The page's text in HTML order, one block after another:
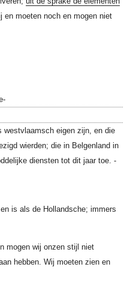
en moeten noch en mogen niet
westvlaamsch eigen zijn, en die
wierden; die in Belgenland in
diensten tot dit jaar toe. -
is als de Hollandsche; immers
mogen wij onzen stijl niet
hebben. Wij moeten zien en